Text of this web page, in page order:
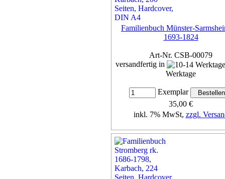
Familienbuch Münster-
1693-1824
Art-Nr. CSB-00079
versandfertig in
Werktage
Exemplar
35,00 €
inkl. 7% MwSt, zzgl.
Details...